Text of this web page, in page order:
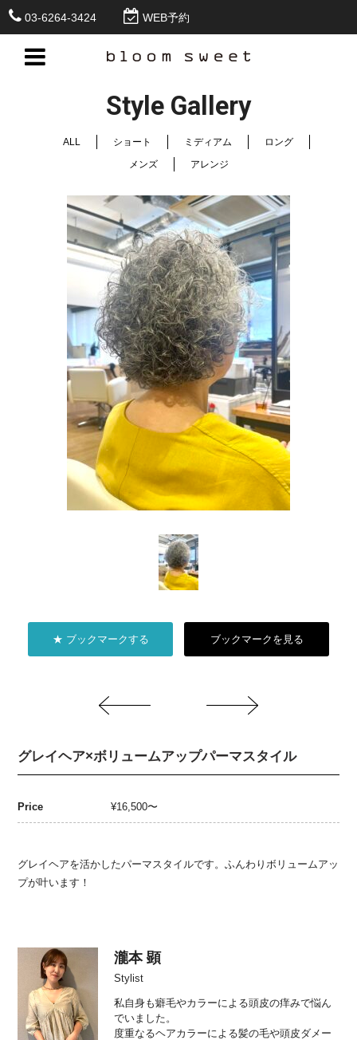
03-6264-3424 WEB予約
Style Gallery
ALL ショート ミディアム
ロング
メンズ
アレンジ
★ ブックマークする ブックマークを見る
グレイヘア×ボリュームアップパーマスタイル
Price ¥16,500〜
グレイヘアを活かしたパーマスタイルです。ふんわりボリュームアッ
プが叶います！
瀧本 顕
Stylist
私自身も癖毛やカラーによる頭皮の痒みで悩ん
でいました。
度重なるヘアカラーによる髪の毛や頭皮ダメー